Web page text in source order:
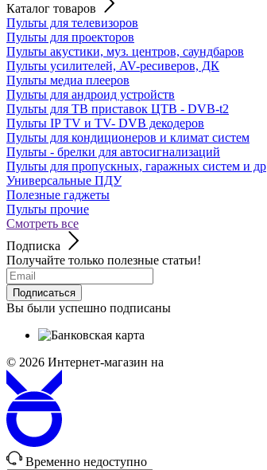
Каталог товаров
Пульты для телевизоров
Пульты для проекторов
Пульты акустики, муз. центров, саундбаров
Пульты усилителей, AV-ресиверов, ДК
Пульты медиа плееров
Пульты для андроид устройств
Пульты для ТВ приставок ЦТВ - DVB-t2
Пульты IP TV и TV- DVB декодеров
Пульты для кондиционеров и климат систем
Пульты - брелки для автосигнализаций
Пульты для пропускных, гаражных систем и др
Универсальные ПДУ
Полезные гаджеты
Пульты прочие
Смотреть все
Подписка
Получайте только полезные статьи!
Подписаться
Вы были успешно подписаны
© 2026 Интернет-магазин на
Временно недоступно